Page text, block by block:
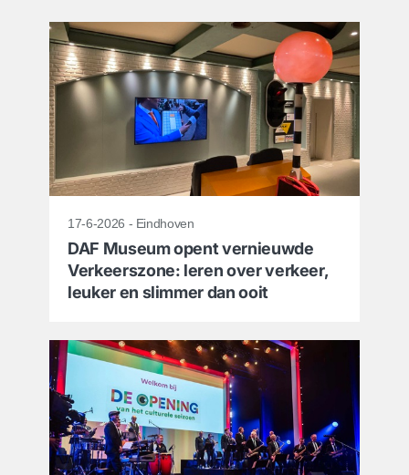
17-6-2026 - Eindhoven
DAF Museum opent vernieuwde
Verkeerszone: leren over verkeer,
leuker en slimmer dan ooit